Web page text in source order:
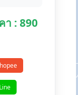
า : 890
Line